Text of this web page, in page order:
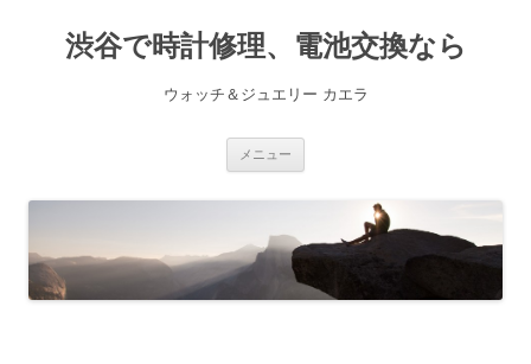
渋谷で時計修理、電池交換なら
ウォッチ＆ジュエリー カエラ
メニュー
ス
キ
プ